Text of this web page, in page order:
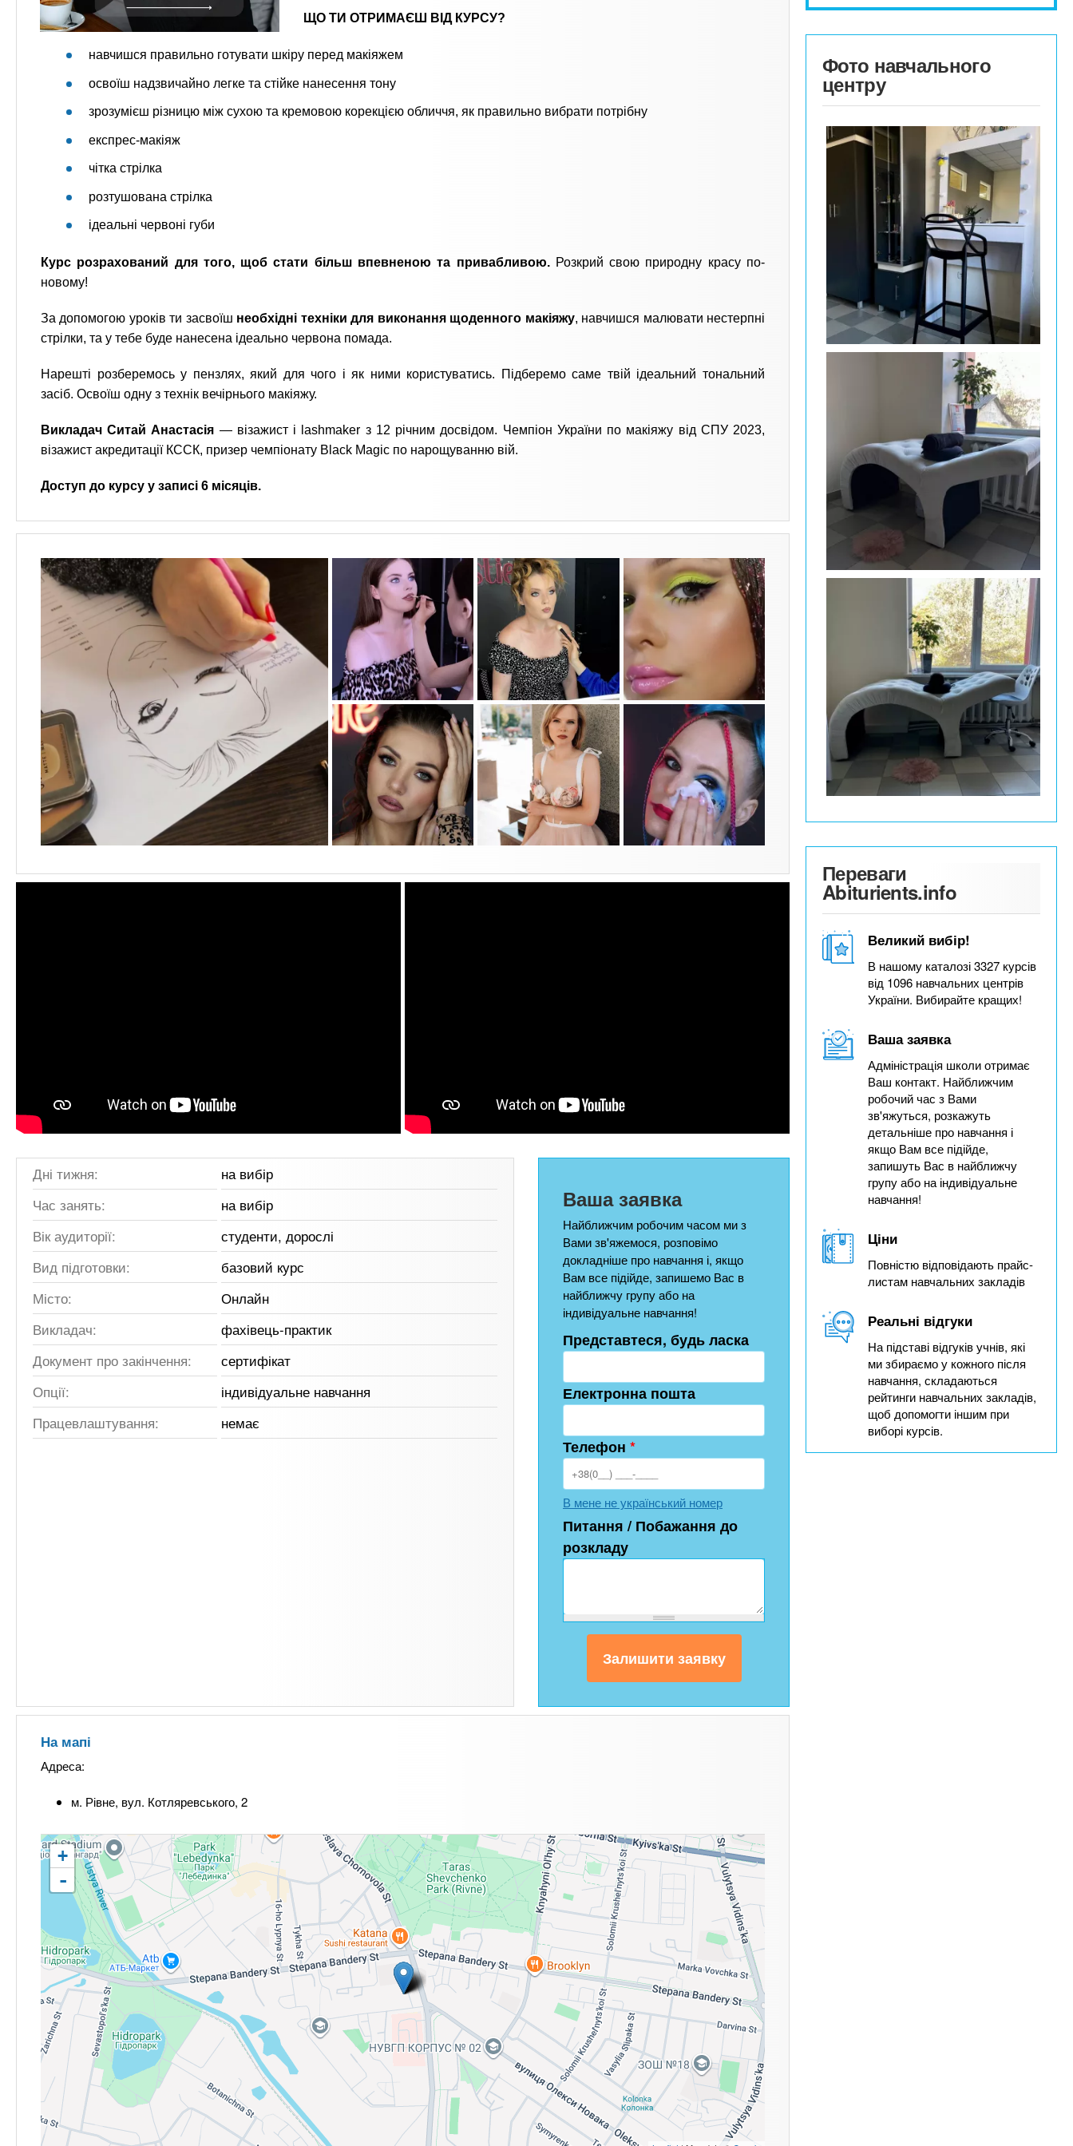
ЩО ТИ ОТРИМАЄШ ВІД КУРСУ?
навчишся правильно готувати шкіру перед макіяжем
освоїш надзвичайно легке та стійке нанесення тону
зрозумієш різницю між сухою та кремовою корекцією обличчя, як правильно вибрати потрібну
експрес-макіяж
чітка стрілка
розтушована стрілка
ідеальні червоні губи
Курс розрахований для того, щоб стати більш впевненою та привабливою.Розкрий свою природну красу по-
новому!
За допомогою уроків ти засвоїш необхідні техніки для виконання щоденного макіяжу, навчишся малювати нестерпні
стрілки, та у тебе буде нанесена ідеально червона помада.
Нарешті розберемось у пензлях, який для чого і як ними користуватись. Підберемо саме твій ідеальний тональний
засіб. Освоїш одну з технік вечірнього макіяжу.
Викладач Ситай Анастасія — візажист і lashmaker з 12 річним досвідом. Чемпіон України по макіяжу від СПУ 2023,
візажист акредитації КССК, призер чемпіонату Black Magic по нарощуванню вій.
Доступ до курсу у записі 6 місяців.
Дні тижня:
на вибір
Час занять:
на вибір
Вік аудиторії:
студенти, дорослі
Вид підготовки:
базовий курс
Місто:
Онлайн
Викладач:
фахівець-практик
Документ про закінчення:
сертифікат
Опції:
індивідуальне навчання
Працевлаштування:
немає
Ваша заявка
Найближчим робочим часом ми з
Вами зв'яжемося, розповімо
докладніше про навчання і, якщо
Вам все підійде, запишемо Вас в
найближчу групу або на
індивідуальне навчання!
Представтеся, будь ласка
Електронна пошта
Телефон *
В мене не український номер
Питання / Побажання до
розкладу
На мапі
Адреса:
м. Рівне, вул. Котляревського, 2
+
-
Фото навчального
центру
Переваги
Abiturients.info
Великий вибір!
В нашому каталозі 3327 курсів
від 1096 навчальних центрів
України. Вибирайте кращих!
Ваша заявка
Адміністрація школи отримає
Ваш контакт. Найближчим
робочий час з Вами
зв'яжуться, розкажуть
детальніше про навчання і
якщо Вам все підійде,
запишуть Вас в найближчу
групу або на індивідуальне
навчання!
Ціни
Повністю відповідають прайс-
листам навчальних закладів
Реальні відгуки
На підставі відгуків учнів, які
ми збираємо у кожного після
навчання, складаються
рейтинги навчальних закладів,
щоб допомогти іншим при
виборі курсів.